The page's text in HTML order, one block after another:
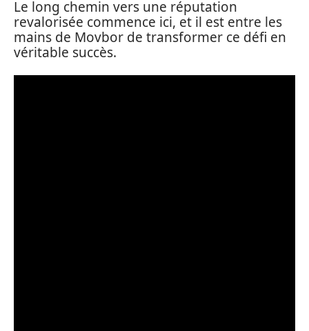
Le long chemin vers une réputation
revalorisée commence ici, et il est entre les
mains de Movbor de transformer ce défi en
véritable succès.